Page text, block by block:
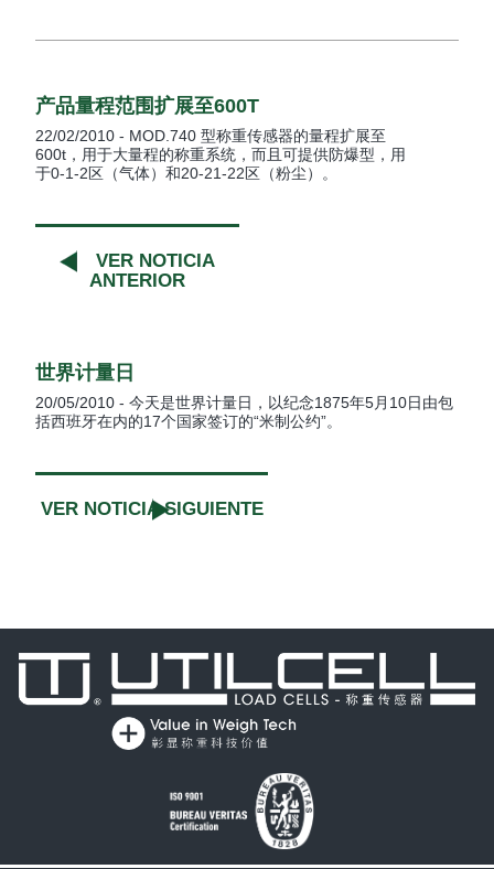
产品量程范围扩展至600T
22/02/2010 - MOD.740 型称重传感器的量程扩展至
600t，用于大量程的称重系统，而且可提供防爆型，用
于0-1-2区（气体）和20-21-22区（粉尘）。
VER NOTICIA
ANTERIOR
世界计量日
20/05/2010 - 今天是世界计量日，以纪念1875年5月10日由包
括西班牙在内的17个国家签订的“米制公约”。
VER NOTICIA SIGUIENTE